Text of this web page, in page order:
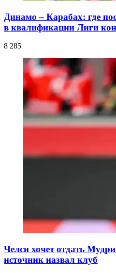
Динамо – Карабах: где
в квалификации Лиги
8 285
Челси хочет отдать
источник назвал клуб